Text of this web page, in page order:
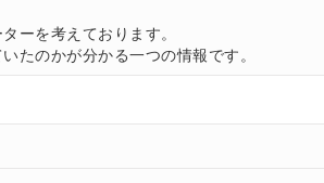
ーを考えております。
たのかが分かる一つの情報です。